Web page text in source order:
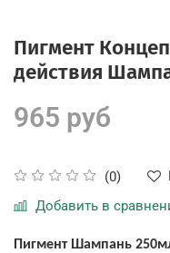
Пигмент
действия
(0)
Добавить в
965 руб
Пигмент Шампань